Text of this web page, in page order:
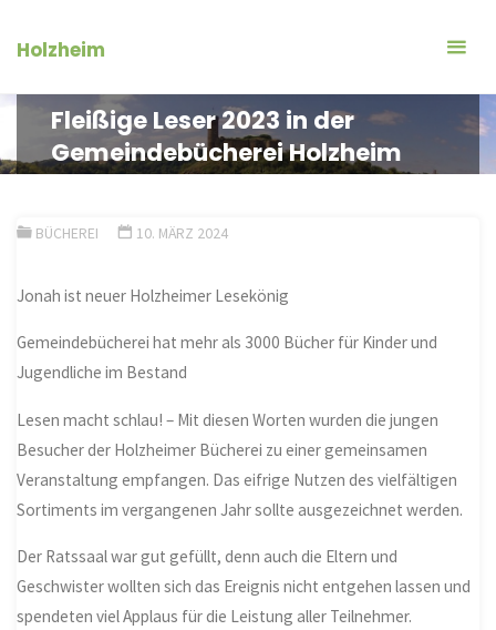
InhaltHolzheim
Fleißige Leser 2023 in der
Gemeindebücherei Holzheim
BÜCHEREI 10. MÄRZ 2024
Jonah ist neuer Holzheimer Lesekönig
Gemeindebücherei hat mehr als 3000 Bücher für Kinder und
Jugendliche im Bestand
Lesen macht schlau! – Mit diesen Worten wurden die jungen
Besucher der Holzheimer Bücherei zu einer gemeinsamen
Veranstaltung empfangen. Das eifrige Nutzen des vielfältigen
Sortiments im vergangenen Jahr sollte ausgezeichnet werden.
Der Ratssaal war gut gefüllt, denn auch die Eltern und
Geschwister wollten sich das Ereignis nicht entgehen lassen und
spendeten viel Applaus für die Leistung aller Teilnehmer.